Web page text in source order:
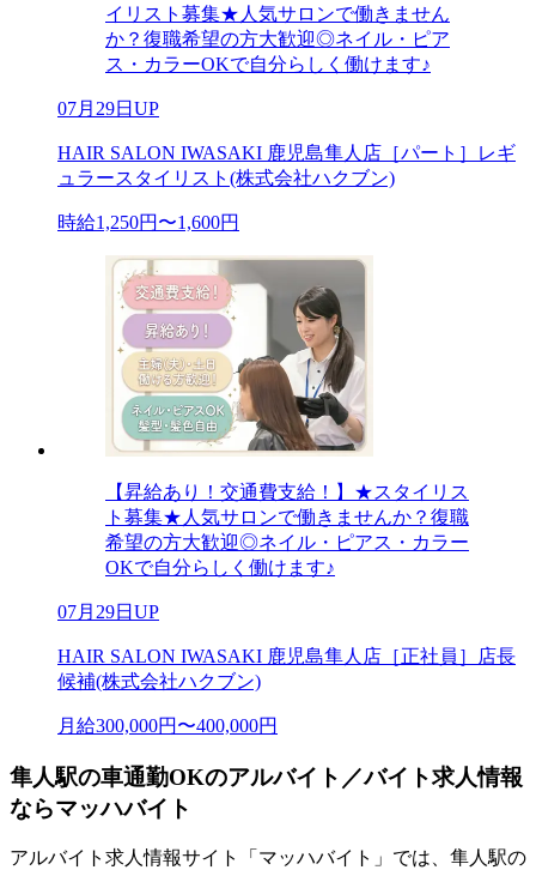
イリスト募集★人気サロンで働きません
か？復職希望の方大歓迎◎ネイル・ピア
ス・カラーOKで自分らしく働けます♪
07月29日UP
HAIR SALON IWASAKI 鹿児島隼人店［パート］レギ
ュラースタイリスト(株式会社ハクブン)
時給1,250円〜1,600円
【昇給あり！交通費支給！】★スタイリス
ト募集★人気サロンで働きませんか？復職
希望の方大歓迎◎ネイル・ピアス・カラー
OKで自分らしく働けます♪
07月29日UP
HAIR SALON IWASAKI 鹿児島隼人店［正社員］店長
候補(株式会社ハクブン)
月給300,000円〜400,000円
隼人駅の車通勤OKのアルバイト／バイト求人情報
ならマッハバイト
アルバイト求人情報サイト「マッハバイト」では、隼人駅の